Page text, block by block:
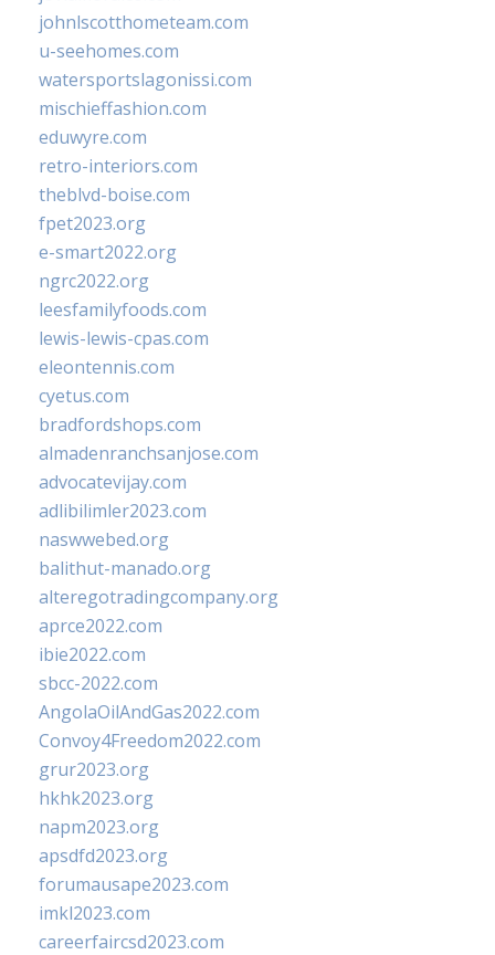
johnlscotthometeam.com
u-seehomes.com
watersportslagonissi.com
mischieffashion.com
eduwyre.com
retro-interiors.com
theblvd-boise.com
fpet2023.org
e-smart2022.org
ngrc2022.org
leesfamilyfoods.com
lewis-lewis-cpas.com
eleontennis.com
cyetus.com
bradfordshops.com
almadenranchsanjose.com
advocatevijay.com
adlibilimler2023.com
naswwebed.org
balithut-manado.org
alteregotradingcompany.org
aprce2022.com
ibie2022.com
sbcc-2022.com
AngolaOilAndGas2022.com
Convoy4Freedom2022.com
grur2023.org
hkhk2023.org
napm2023.org
apsdfd2023.org
forumausape2023.com
imkl2023.com
careerfaircsd2023.com